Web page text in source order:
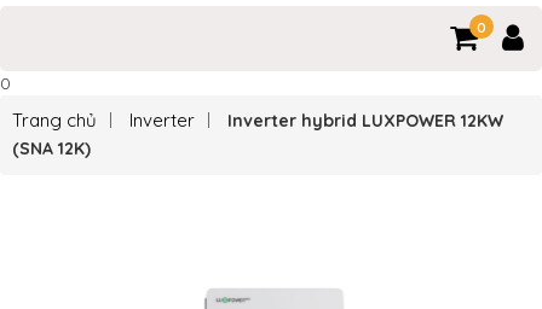
0
0
Trang chủ Inverter
Inverter hybrid LUXPOWER 12KW
(SNA 12K)